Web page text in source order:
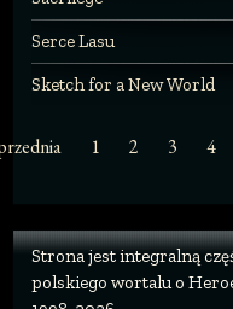
Serce Lasu
Sketch for a New World
1 2 3 4
Strona jest integralną
polskiego wortalu o